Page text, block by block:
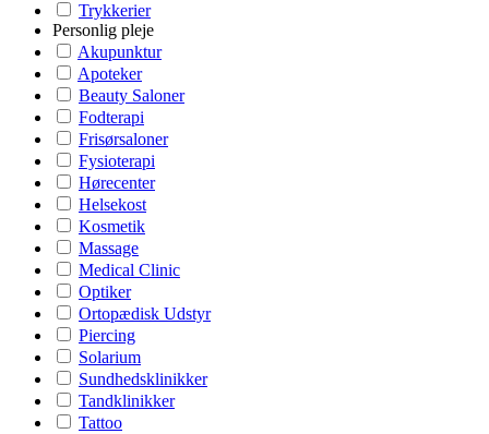
Trykkerier
Personlig pleje
Akupunktur
Apoteker
Beauty Saloner
Fodterapi
Frisørsaloner
Fysioterapi
Hørecenter
Helsekost
Kosmetik
Massage
Medical Clinic
Optiker
Ortopædisk Udstyr
Piercing
Solarium
Sundhedsklinikker
Tandklinikker
Tattoo